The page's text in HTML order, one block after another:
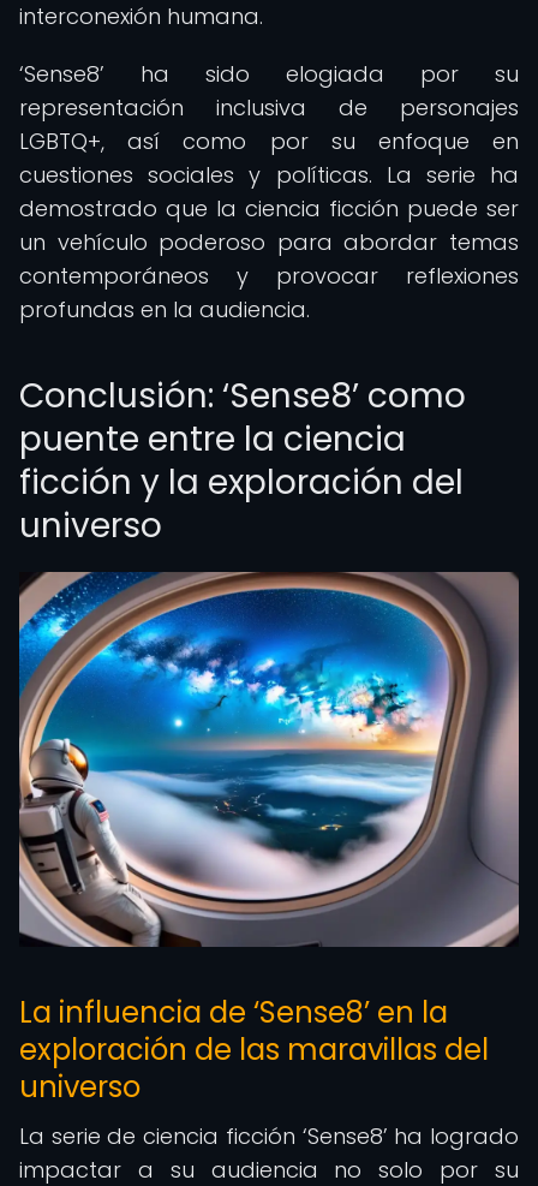
interconexión humana.
‘Sense8’ ha sido elogiada por su
representación inclusiva de personajes
LGBTQ+, así como por su enfoque en
cuestiones sociales y políticas. La serie ha
demostrado que la ciencia ficción puede ser
un vehículo poderoso para abordar temas
contemporáneos y provocar reflexiones
profundas en la audiencia.
Conclusión: ‘Sense8’ como
puente entre la ciencia
ficción y la exploración del
universo
La influencia de ‘Sense8’ en la
exploración de las maravillas del
universo
La serie de ciencia ficción ‘Sense8’ ha logrado
impactar a su audiencia no solo por su